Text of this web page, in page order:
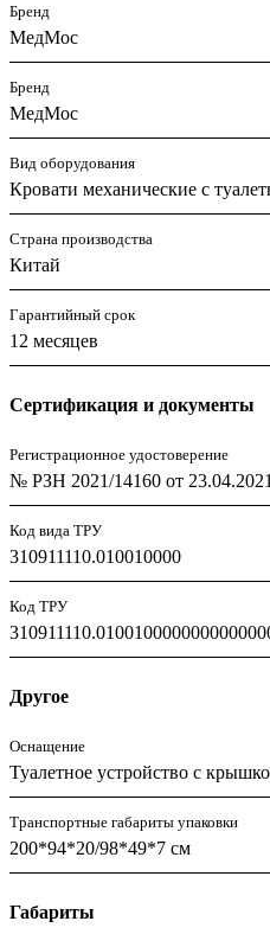
Бренд
МедМос
Бренд
МедМос
Вид оборудования
Кровати механические с
Страна производства
Китай
Гарантийный срок
12 месяцев
Сертификация и документы
Регистрационное удостоверение
№ РЗН 2021/14160 от 23.04.2021
Код вида ТРУ
310911110.010010000
Код ТРУ
Другое
Оснащение
Туалетное устройство с
Транспортные габариты упаковки
200*94*20/98*49*7 см
Габариты